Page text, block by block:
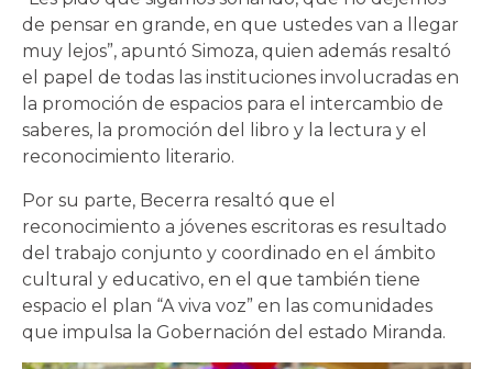
de pensar en grande, en que ustedes van a llegar
muy lejos”, apuntó Simoza, quien además resaltó
el papel de todas las instituciones involucradas en
la promoción de espacios para el intercambio de
saberes, la promoción del libro y la lectura y el
reconocimiento literario.
Por su parte, Becerra resaltó que el
reconocimiento a jóvenes escritoras es resultado
del trabajo conjunto y coordinado en el ámbito
cultural y educativo, en el que también tiene
espacio el plan “A viva voz” en las comunidades
que impulsa la Gobernación del estado Miranda.